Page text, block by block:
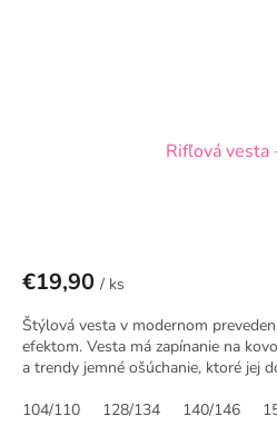
Rifľová vesta
€19,90 / ks
Štýlová vesta v modernom
efektom. Vesta má zapínanie na
a trendy jemné ošúchanie, ktoré jej
104/110
128/134 140/146